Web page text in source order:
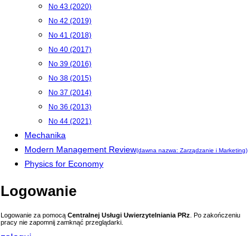
No 43 (2020)
No 42 (2019)
No 41 (2018)
No 40 (2017)
No 39 (2016)
No 38 (2015)
No 37 (2014)
No 36 (2013)
No 44 (2021)
Mechanika
Modern Management Review(dawna nazwa: Zarządzanie i Marketing)
Physics for Economy
Logowanie
Logowanie za pomocą Centralnej Usługi Uwierzytelniania PRz . Po zakończeniu
pracy nie zapomnij zamknąć przeglądarki.